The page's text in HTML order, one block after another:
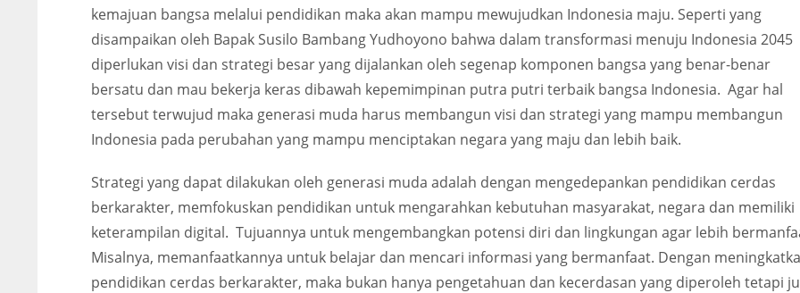
kemajuan bangsa melalui pendidikan maka akan mampu mewujudkan Indonesia maju. Seperti yang
disampaikan oleh Bapak Susilo Bambang Yudhoyono bahwa dalam transformasi menuju Indonesia 2045
diperlukan visi dan strategi besar yang dijalankan oleh segenap komponen bangsa yang benar-benar
bersatu dan mau bekerja keras dibawah kepemimpinan putra putri terbaik bangsa Indonesia. Agar hal
tersebut terwujud maka generasi muda harus membangun visi dan strategi yang mampu membangun
Indonesia pada perubahan yang mampu menciptakan negara yang maju dan lebih baik.
Strategi yang dapat dilakukan oleh generasi muda adalah dengan mengedepankan pendidikan cerdas
berkarakter, memfokuskan pendidikan untuk mengarahkan kebutuhan masyarakat, negara dan memiliki
keterampilan digital. Tujuannya untuk mengembangkan potensi diri dan lingkungan agar lebih
Misalnya, memanfaatkannya untuk belajar dan mencari informasi yang bermanfaat. Dengan
pendidikan cerdas berkarakter, maka bukan hanya pengetahuan dan kecerdasan yang diperoleh tetapi